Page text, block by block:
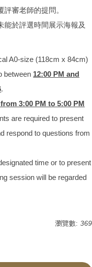
審老師的提問。
能於評選時間展示海報及
A0-size (118cm x 84cm)
between 12:00 PM and
.
3:00 PM to 5:00 PM
are required to present
respond to questions from
time or to present
session will be regarded
瀏覽數: 369